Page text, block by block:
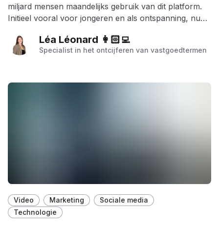
miljard mensen maandelijks gebruik van dit platform.
Initieel vooral voor jongeren en als ontspanning, nu
vastgoedmakelaars. Hoe kan je optimaal en op een
efficiënte manier gebruikmaken van dit platform?
Léa Léonard 👩🏻‍💻
Specialist in het ontcijferen van vastgoedtermen
Video Marketing
Sociale media
Technologie